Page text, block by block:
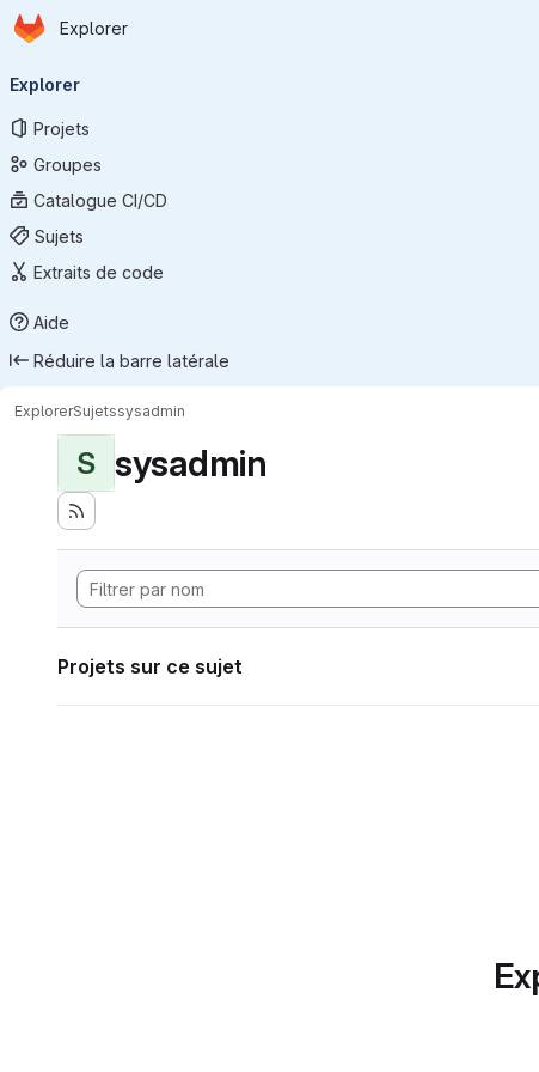
Passer au contenu principal
Page d'accueil
Explorer
principale
Explorer
Projets
Groupes
Catalogue CI/CD
Sujets
Extraits de code
Aide
Réduire la barre latérale
ExplorerSujetssysadmin
S sysadmin
Projets sur ce sujet